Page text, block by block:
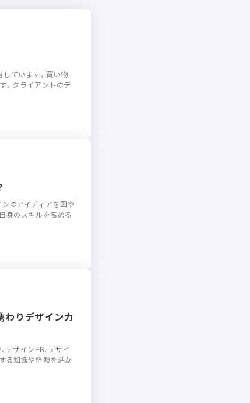
ています。買い物
。クライアントのデ
のアイディアを図や
身のスキルを高める
りデザイン力
ザインFB、デザイ
る知識や経験を活か